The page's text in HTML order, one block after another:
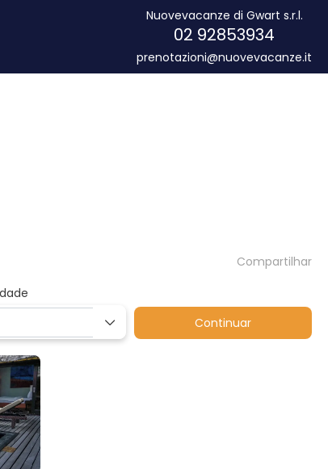
Nuovevacanze di Gwart s.r.l.
02 92853934
prenotazioni@nuovevacanze.it
Compartilhar
Continuar